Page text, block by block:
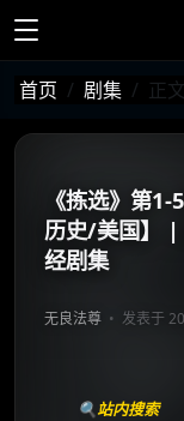
首页 剧集 正文
《拣选》第
历史/美国】 |
经剧集
无良法尊 发表于
🔍站内搜索